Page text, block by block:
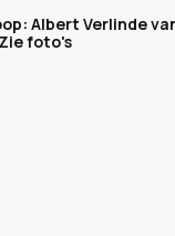
Albert Verlinde
foto's